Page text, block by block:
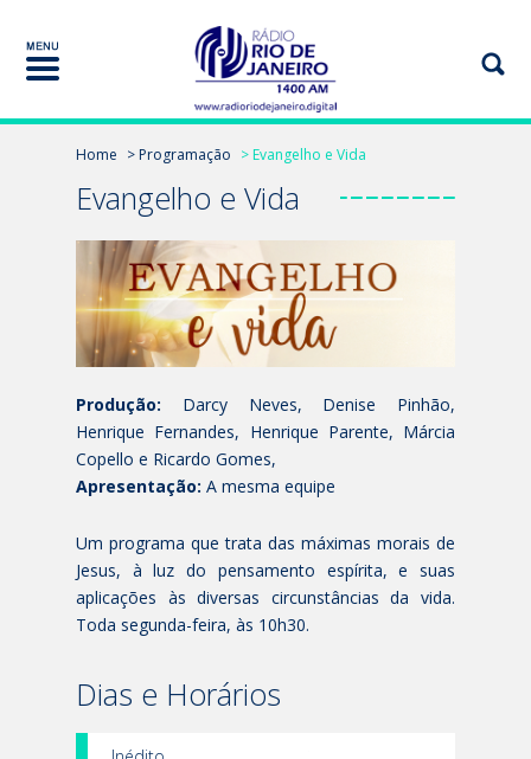
Home > Programação > Evangelho e Vida
Evangelho e Vida
Produção: Darcy Neves, Denise Pinhão,
Henrique Fernandes, Henrique Parente, Márcia
Copello e Ricardo Gomes,
Apresentação: A mesma equipe
Um programa que trata das máximas morais de
Jesus, à luz do pensamento espírita, e suas
aplicações às diversas circunstâncias da vida.
Toda segunda-feira, às 10h30.
Dias e Horários